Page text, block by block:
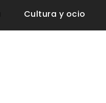
Cultura y ocio